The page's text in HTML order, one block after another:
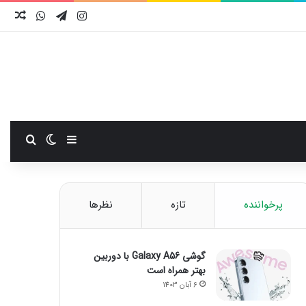
اینستاگرام
تلگرام واتس
سایدبارتغییر
پرخواننده تازه نظرها
گوشی Galaxy A56 با دوربین
بهتر همراه است
6 آبان 1403